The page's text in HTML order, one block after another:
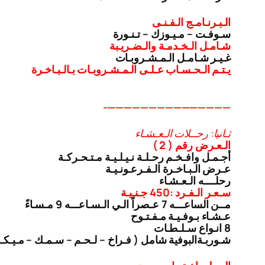
الـبـرنـامـج الـفـنـى
سـوفـت – مـيـوزك – تـنـورة
شـامـل الـخـدمـة والـضـريـبة
غـيـر شـامـل الـمـشـروبـات
يـتـم الـحـسـاب عـلـى الـمـشـروبـات بـالـبـاخـرة
———————————————-
ثـانيا: رحــلات الـعـشـاء
الـعـرض رقم ( 2 )
أجـمـل وافـخـم رحـلـة نـيـلـيـة مـتـحـركـة
عـرض الـبـاخـرة الـفـرعـونـيـة
رحلــــه الـعـشـاء
سـعـر الـفـرد :450 جـنـيـة
مــن الساعـــه 7 عـصراً الـي الـسـاعـــه 9 مـسـاءً
عـشـاء بـوفـيـة مـفـتـوح
8 انـواع سـلـطـات
شـوربـةالبوفية شامل ( فـراخ – لـحـم – سـمـك –